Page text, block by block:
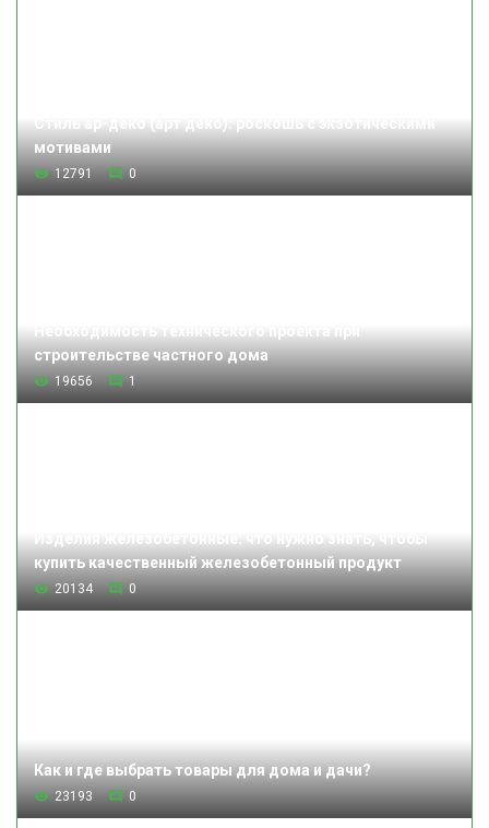
мотивами
12791 0
строительстве частного дома
19656 1
купить качественный железобетонный продукт
20134 0
Как и где выбрать товары для дома и дачи?
23193 0